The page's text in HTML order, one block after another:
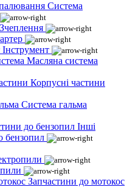
Система
Зчеплення
Інструмент
Масляна система
Корпусні частини
Система гальма
Інші
бензопил
Запчастини до мотокос